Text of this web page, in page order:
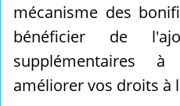
mécanisme des
bénéficier de
supplémentaires
améliorer vos droits à